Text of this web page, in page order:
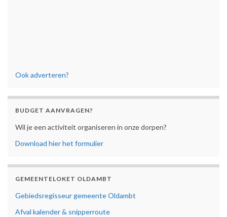
Ook adverteren?
BUDGET AANVRAGEN?
Wil je een activiteit organiseren in onze dorpen?
Download hier het formulier
GEMEENTELOKET OLDAMBT
Gebiedsregisseur gemeente Oldambt
Afval kalender & snipperroute